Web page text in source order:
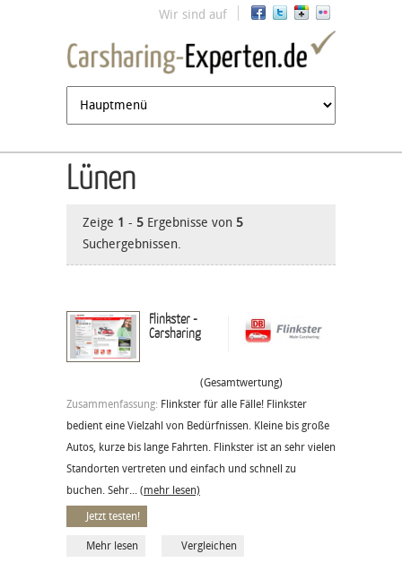
Jump to navigation
Wir sind auf
Lünen
Zeige 1 - 5 Ergebnisse von 5
Suchergebnissen.
Flinkster -
Carsharing
(Gesamtwertung)
Zusammenfassung: Flinkster für alle Fälle! Flinkster
bedient eine Vielzahl von Bedürfnissen. Kleine bis große
Autos, kurze bis lange Fahrten. Flinkster ist an sehr vielen
Standorten vertreten und einfach und schnell zu
buchen. Sehr... (mehr lesen)
Jetzt testen!
Mehr lesen Vergleichen